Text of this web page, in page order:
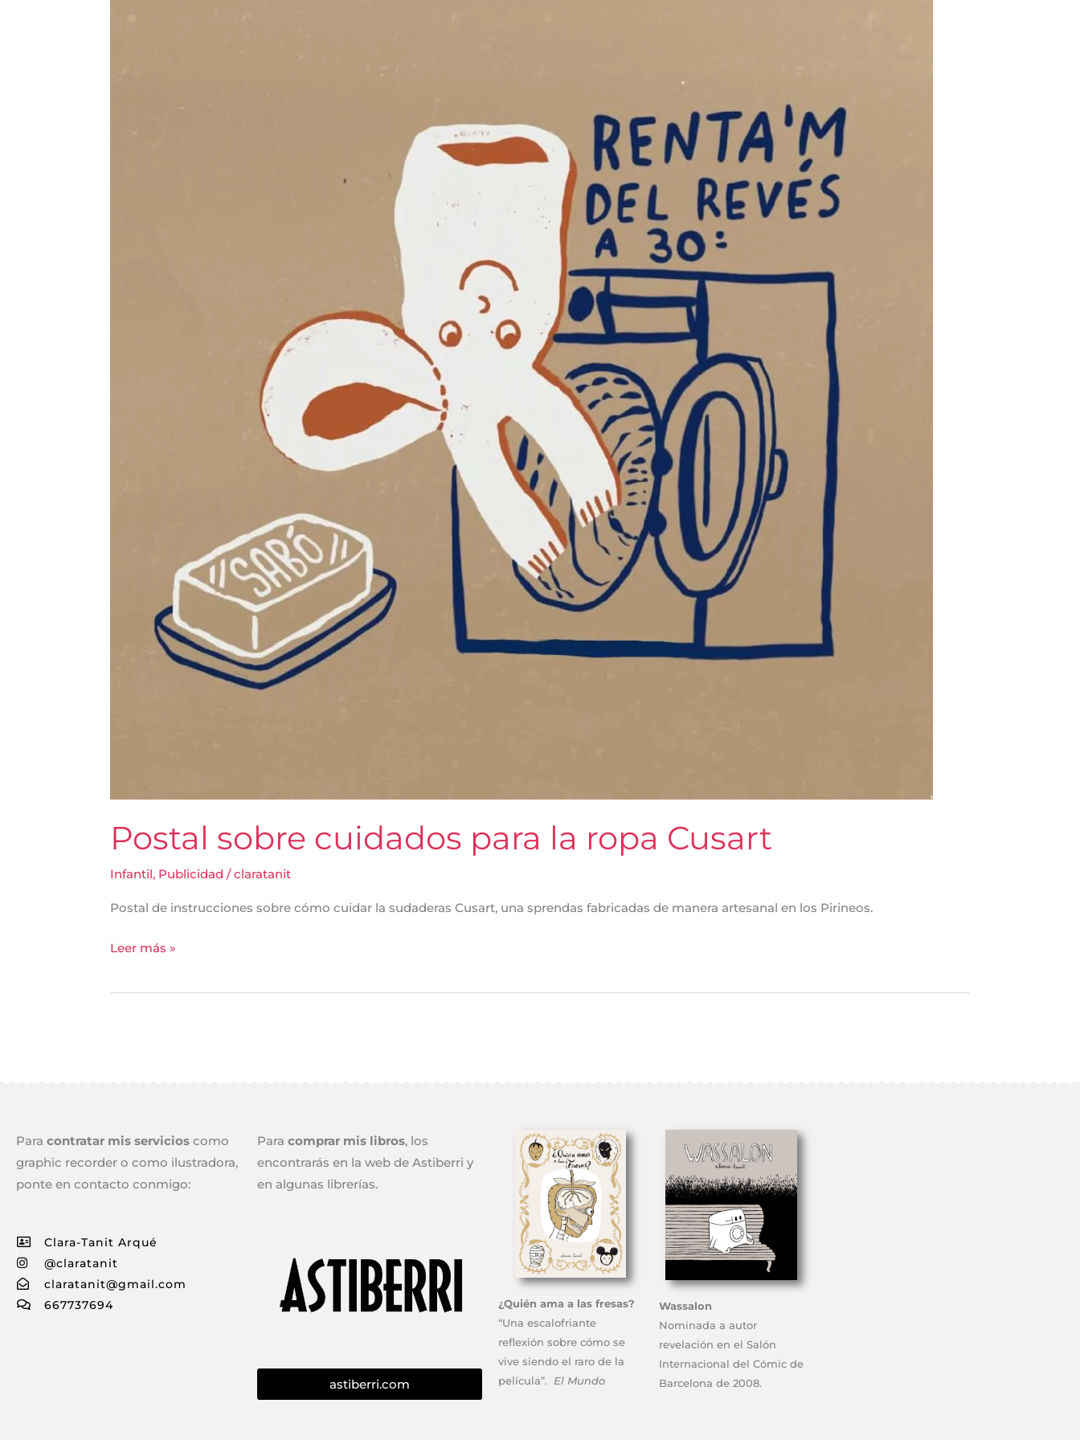
Postal sobre cuidados para la ropa Cusart
Infantil, Publicidad /claratanit
Postal de instrucciones sobre cómo cuidar la sudaderas Cusart, una sprendas fabricadas de manera artesanal en los Pirineos.
Leer más »
Para contratar mis servicios como
graphic recorder o como ilustradora,
ponte en contacto conmigo:
Clara-Tanit Arqué
@claratanit
claratanit@gmail.com
667737694
Para comprar mis libros, los
encontrarás en la web de Astiberri y
en algunas librerías.
astiberri.com
¿Quién ama a las fresas?
“Una escalofriante
reflexión sobre cómo se
vive siendo el raro de la
película”. El Mundo
Wassalon
Nominada a autor
revelación en el Salón
Internacional del Cómic de
Barcelona de 2008.